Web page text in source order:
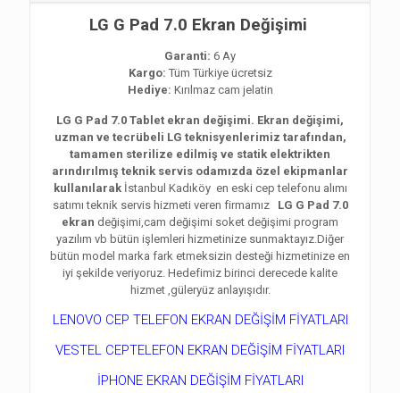
LG G Pad 7.0 Ekran Değişimi
Garanti: 6 Ay
Kargo: Tüm Türkiye ücretsiz
Hediye: Kırılmaz cam jelatin
LG G Pad 7.0 Tablet ekran değişimi. Ekran değişimi,
uzman ve tecrübeli LG teknisyenlerimiz tarafından,
tamamen sterilize edilmiş ve statik elektrikten
arındırılmış teknik servis odamızda özel ekipmanlar
kullanılarak İstanbul Kadıköy en eski cep telefonu alımı
satımı teknik servis hizmeti veren firmamız LG G Pad 7.0
ekran değişimi,cam değişimi soket değişimi program
yazılım vb bütün işlemleri hizmetinize sunmaktayız.Diğer
bütün model marka fark etmeksizin desteği hizmetinize en
iyi şekilde veriyoruz. Hedefimiz birinci derecede kalite
hizmet ,güleryüz anlayışıdır.
LENOVO CEP TELEFON EKRAN DEĞİŞİM FİYATLARI
VESTEL CEPTELEFON EKRAN DEĞİŞİM FİYATLARI
İPHONE EKRAN DEĞİŞİM FİYATLARI